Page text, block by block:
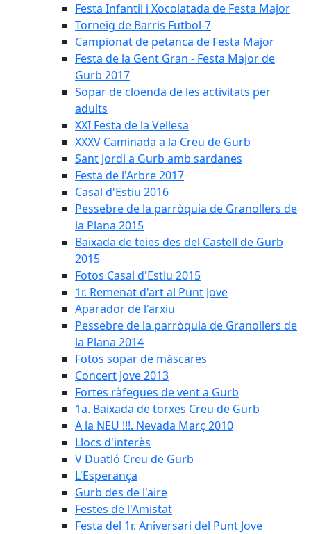
Festa Infantil i Xocolatada de Festa Major
Torneig de Barris Futbol-7
Campionat de petanca de Festa Major
Festa de la Gent Gran - Festa Major de
Gurb 2017
Sopar de cloenda de les activitats per
adults
XXI Festa de la Vellesa
XXXV Caminada a la Creu de Gurb
Sant Jordi a Gurb amb sardanes
Festa de l'Arbre 2017
Casal d'Estiu 2016
Pessebre de la parròquia de Granollers de
la Plana 2015
Baixada de teies des del Castell de Gurb
2015
Fotos Casal d'Estiu 2015
1r. Remenat d'art al Punt Jove
Aparador de l'arxiu
Pessebre de la parròquia de Granollers de
la Plana 2014
Fotos sopar de màscares
Concert Jove 2013
Fortes ràfegues de vent a Gurb
1a. Baixada de torxes Creu de Gurb
A la NEU !!!. Nevada Març 2010
Llocs d'interès
V Duatló Creu de Gurb
L'Esperança
Gurb des de l'aire
Festes de l'Amistat
Festa del 1r. Aniversari del Punt Jove